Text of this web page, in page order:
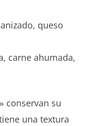
queso
carne ahumada,
» conservan su
una textura